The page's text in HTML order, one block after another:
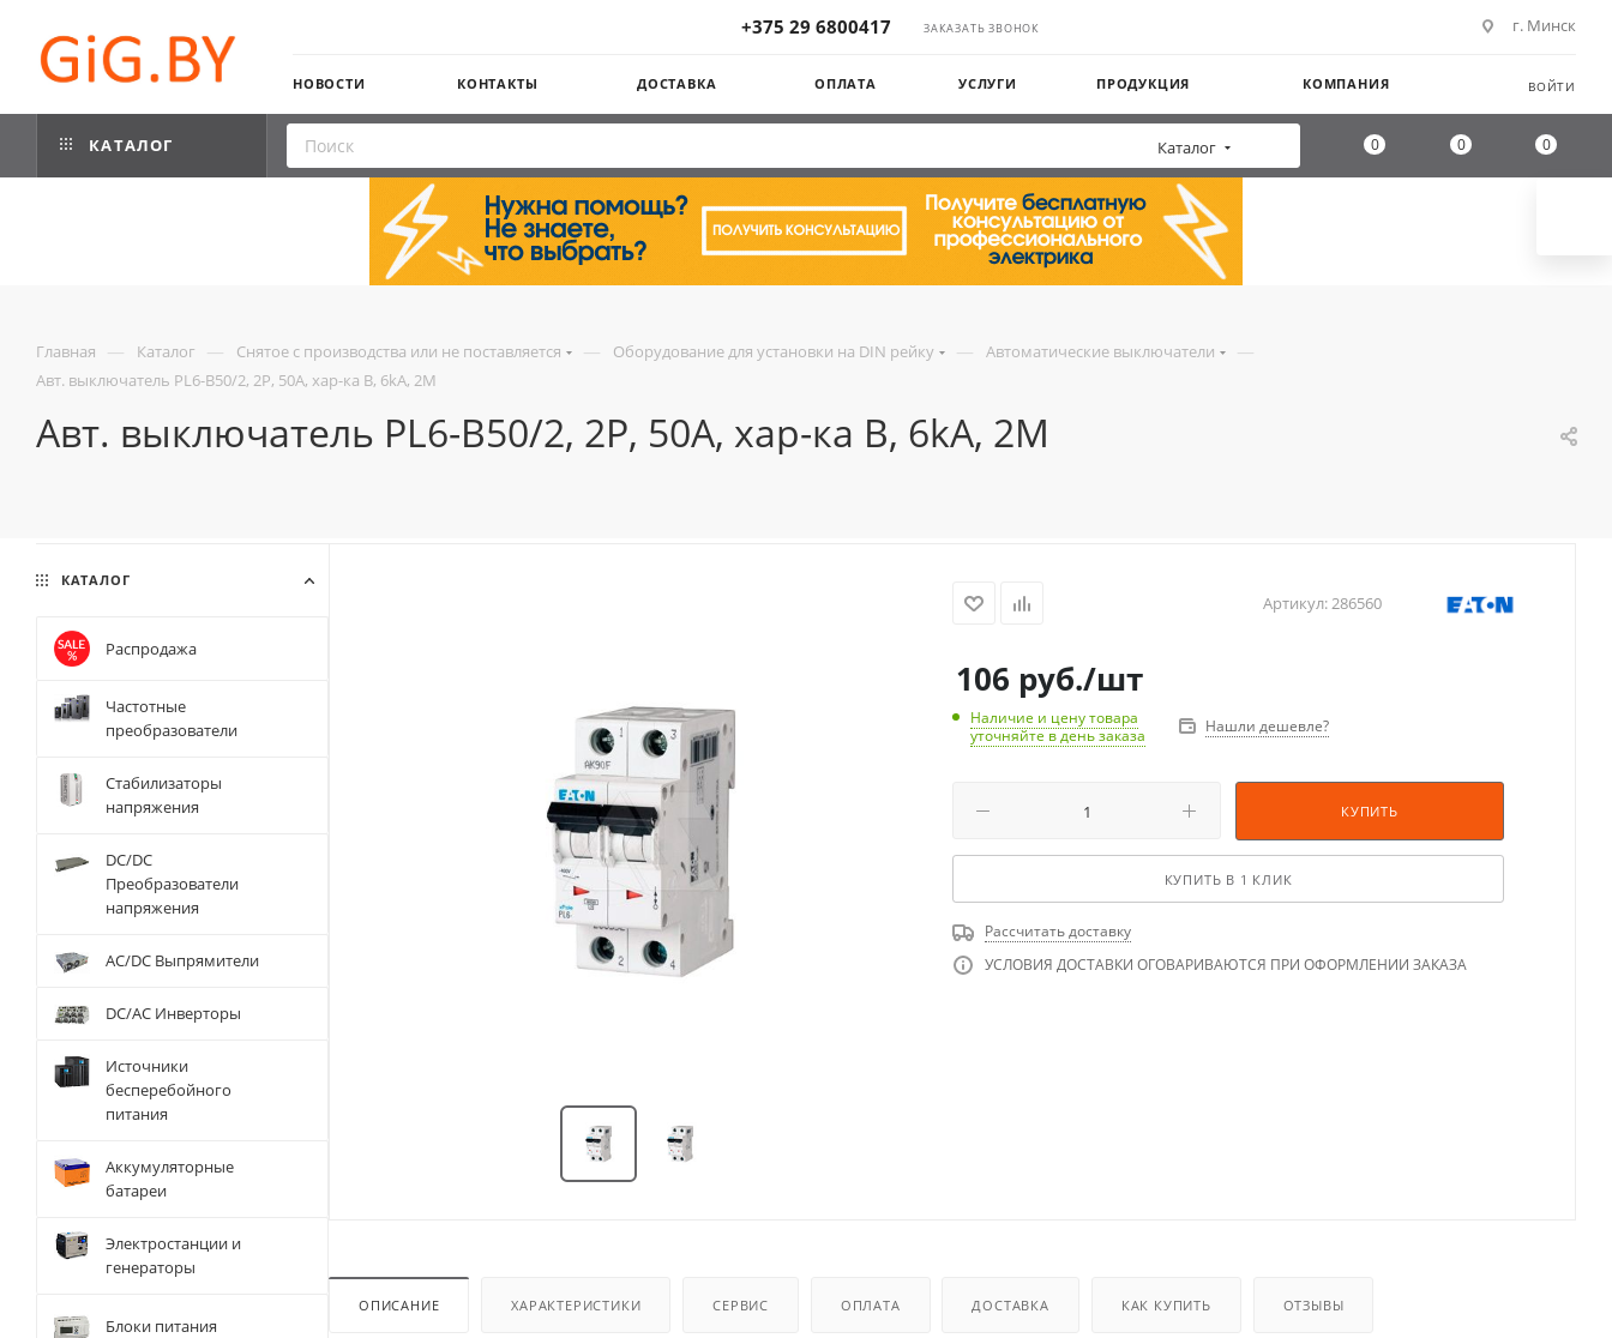
+375 29 6800417 ЗАКАЗАТЬ ЗВОНОК г. Минск
НОВОСТИ КОНТАКТЫ ДОСТАВКА ОПЛАТА УСЛУГИ ПРОДУКЦИЯ КОМПАНИЯ ВОЙТИ
КАТАЛОГ Каталог 0 0 0
Главная — Каталог — Снятое с производства или не поставляется — Оборудование для установки на DIN рейку — Автоматические выключатели —
Авт. выключатель PL6-B50/2, 2P, 50A, хар-ка B, 6kA, 2M
Авт. выключатель PL6-B50/2, 2P, 50A, хар-ка B, 6kA, 2M
Артикул:286560
106 руб./шт
Наличие и цену товара
уточняйте в день заказа
Нашли дешевле?
КУПИТЬ
КУПИТЬ В 1 КЛИК
Рассчитать доставку
УСЛОВИЯ ДОСТАВКИ ОГОВАРИВАЮТСЯ ПРИ ОФОРМЛЕНИИ ЗАКАЗА
ОПИСАНИЕ ХАРАКТЕРИСТИКИ СЕРВИС ОПЛАТА ДОСТАВКА КАК КУПИТЬ ОТЗЫВЫ
КАТАЛОГ
Распродажа
Частотные
преобразователи
Стабилизаторы
напряжения
DC/DC
Преобразователи
напряжения
AC/DC Выпрямители
DC/AC Инверторы
Источники
бесперебойного
питания
Аккумуляторные
батареи
Электростанции и
генераторы
Блоки питания